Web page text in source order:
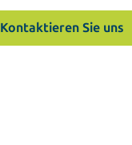
Kontaktieren Sie uns